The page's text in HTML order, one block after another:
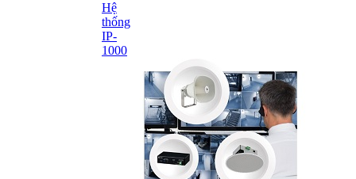
Hệ
thống
IP-
1000